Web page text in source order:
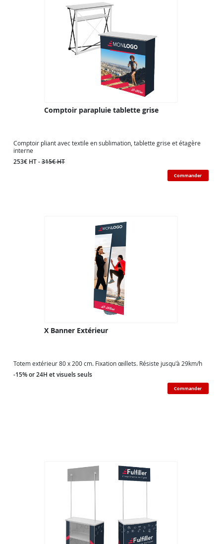
Comptoir parapluie tablette grise
Comptoir pliant avec textile en sublimation, tablette grise et étagère
interne
253€ HT -315€ HT
Commander
X Banner Extérieur
Totem extérieur 80 x 200 cm. Fixation œillets. Résiste jusqu'à 29km/h
-15% or 24H et visuels seuls
Commander